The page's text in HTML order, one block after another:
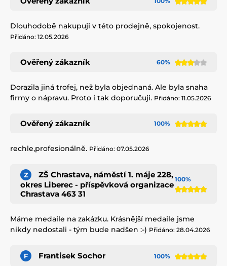
Dlouhodobě nakupuji v této prodejně, spokojenost.
Přidáno: 12.05.2026
Ověřený zákazník 60%
Dorazila jiná trofej, než byla objednaná. Ale byla snaha
firmy o nápravu. Proto i tak doporučuji. Přidáno: 11.05.2026
Ověřený zákazník 100%
rechle,profesionálně. Přidáno: 07.05.2026
Z
ZŠ Chrastava, náměstí 1. máje 228,
okres Liberec - příspěvková organizace
Chrastava 463 31
100%
Máme medaile na zakázku. Krásnější medaile jsme
nikdy nedostali - tým bude nadšen :-) Přidáno: 28.04.2026
F Frantisek Sochor 100%